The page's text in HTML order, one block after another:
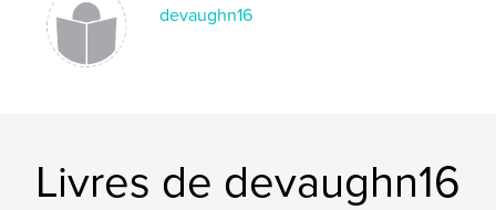
Date de publication:nov 28, 2020
Langue English
devaughn16
Livres de devaughn16